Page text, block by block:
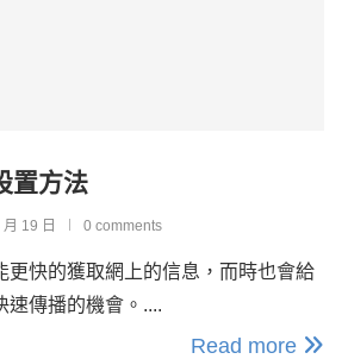
置方法
19 日 0 comments
更快的獲取網上的信息，而時也會給
速傳播的機會。....
Read more